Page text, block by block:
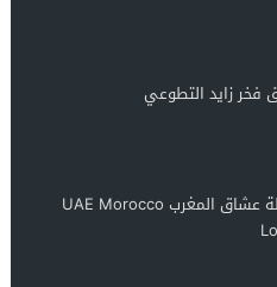
فخر زايد التطوعي
رابطة عشاق المغرب UAE Morocco